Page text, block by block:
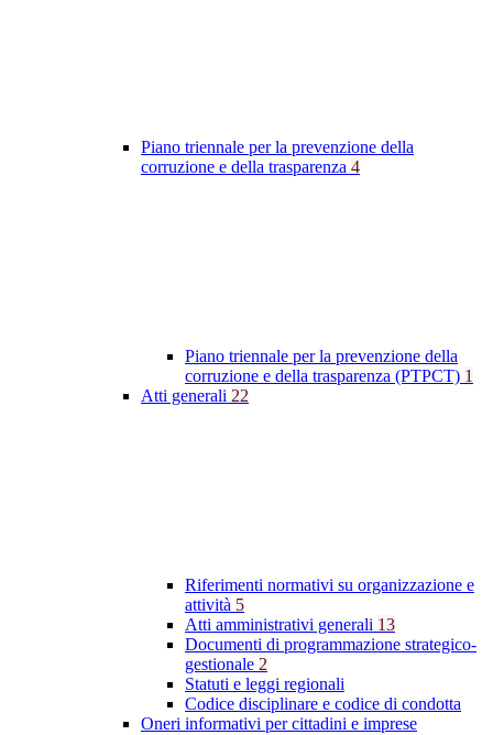
Piano triennale per la prevenzione della
corruzione e della trasparenza 4
Piano triennale per la prevenzione della
corruzione e della trasparenza (PTPCT) 1
Atti generali 22
Riferimenti normativi su organizzazione e
attività 5
Atti amministrativi generali 13
Documenti di programmazione strategico-
gestionale 2
Statuti e leggi regionali
Codice disciplinare e codice di condotta
Oneri informativi per cittadini e imprese